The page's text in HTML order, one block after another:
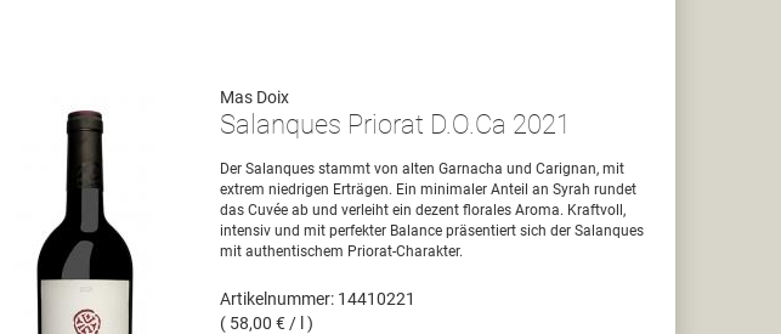
Mas Doix
Salanques Priorat D.O.Ca 2021
Der Salanques stammt von alten Garnacha und Carignan, mit
extrem niedrigen Erträgen. Ein minimaler Anteil an Syrah rundet
das Cuvée ab und verleiht ein dezent florales Aroma. Kraftvoll,
intensiv und mit perfekter Balance präsentiert sich der Salanques
mit authentischem Priorat-Charakter.
Artikelnummer: 14410221
( 58,00 € / l )